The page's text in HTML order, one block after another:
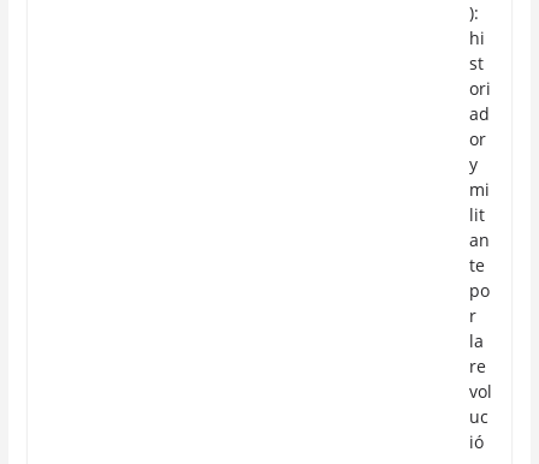
):
hi
st
ori
ad
or
y
mi
lit
an
te
po
r
la
re
vol
uc
ió